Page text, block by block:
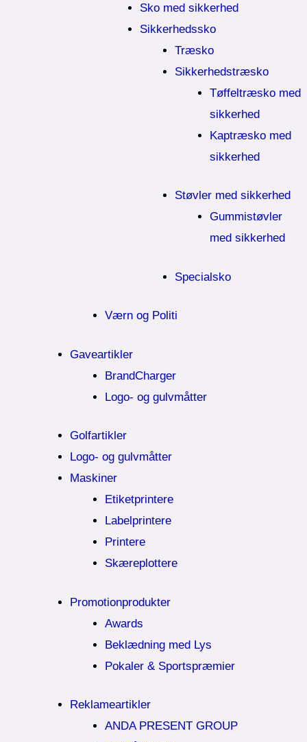
Sko med sikkerhed
Sikkerhedssko
Træsko
Sikkerhedstræsko
Tøffeltræsko med
sikkerhed
Kaptræsko med
sikkerhed
Støvler med sikkerhed
Gummistøvler
med sikkerhed
Specialsko
Værn og Politi
Gaveartikler
BrandCharger
Logo- og gulvmåtter
Golfartikler
Logo- og gulvmåtter
Maskiner
Etiketprintere
Labelprintere
Printere
Skæreplottere
Promotionprodukter
Awards
Beklædning med Lys
Pokaler & Sportspræmier
Reklameartikler
ANDA PRESENT GROUP